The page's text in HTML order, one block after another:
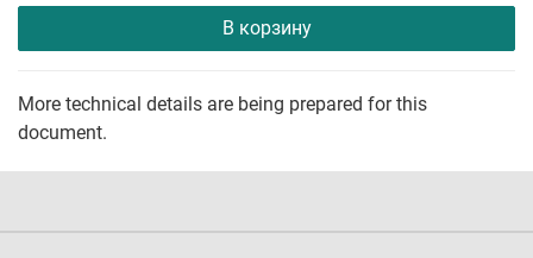
В корзину
More technical details are being prepared for this
document.